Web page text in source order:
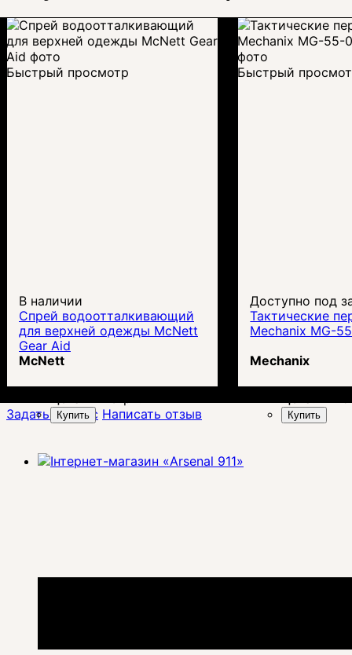
Быстрый просмотр
В наличии
Спрей водоотталкивающий
для верхней одежды McNett
Gear Aid
McNett
Купить
Быстрый
Доступно под
Тактические
Mechanix MG-
Mechanix
Купить
Задать вопрос Написать отзыв